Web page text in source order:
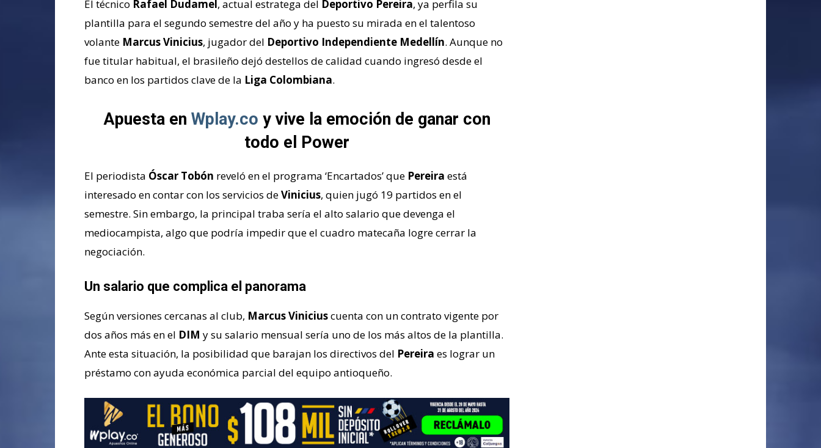
El técnico Rafael Dudamel , actual estratega del Deportivo Pereira, ya perfila su
plantilla para el segundo semestre del año y ha puesto su mirada en el talentoso
volante Marcus Vinicius, jugador del Deportivo Independiente Medellín. Aunque no
fue titular habitual, el brasileño dejó destellos de calidad cuando ingresó desde el
banco en los partidos clave de la Liga Colombiana.
Apuesta en Wplay.co y vive la emoción de ganar con
todo el Power
El periodista Óscar Tobón reveló en el programa ‘Encartados’ que Pereira está
interesado en contar con los servicios deVinicius, quien jugó 19 partidos en el
semestre. Sin embargo, la principal traba sería el alto salario que devenga el
mediocampista, algo que podría impedir que el cuadro matecaña logre cerrar la
negociación.
Un salario que complica el panorama
Según versiones cercanas al club, Marcus Viniciuscuenta con un contrato vigente por
dos años más en el DIM y su salario mensual sería uno de los más altos de la plantilla.
Ante esta situación, la posibilidad que barajan los directivos del Pereira es lograr un
préstamo con ayuda económica parcial del equipo antioqueño.